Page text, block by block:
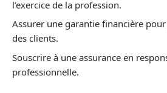
l’exercice de la profession.
Assurer une garantie financière
des clients.
Souscrire à une assurance en
professionnelle.